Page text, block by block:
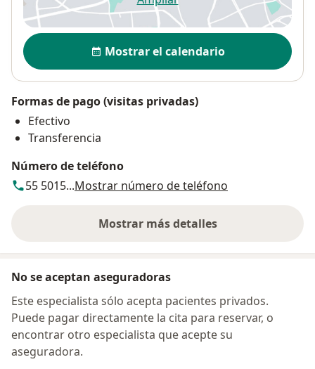
se abre en una nueva
Disponibilidad
Mostrar el calendario
Formas de pago (visitas privadas)
Efectivo
Transferencia
Número de teléfono
55 5015...Mostrar número de teléfono
Mostrar más detalles
sobre la dirección
No se aceptan aseguradoras
Este especialista sólo acepta pacientes privados.
Puede pagar directamente la cita para reservar, o
encontrar otro especialista que acepte su
aseguradora.